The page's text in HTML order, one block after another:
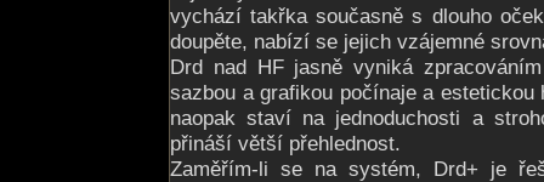
vychází takřka současně s dlouho
doupěte, nabízí se jejich vzájemné
Drd nad HF jasně vyniká
sazbou a grafikou počínaje a estetickou
naopak staví na jednoduchosti a
přináší větší přehlednost.
Zaměřím-li se na systém, Drd+ je